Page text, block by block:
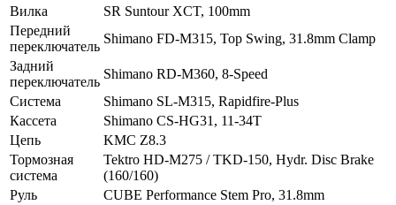
Вилка
SR Suntour XCT, 100mm
Передний
переключатель
Shimano FD-M315, Top Swing, 31.8mm Clamp
Задний
переключатель
Shimano RD-M360, 8-Speed
Система
Shimano SL-M315, Rapidfire-Plus
Кассета
Shimano CS-HG31, 11-34T
Цепь
KMC Z8.3
Тормозная
система
Tektro HD-M275 / TKD-150, Hydr. Disc Brake
(160/160)
Руль
CUBE Performance Stem Pro, 31.8mm